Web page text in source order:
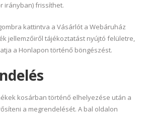
irányban) frissíthet.
kattintva a Vásárlót a Webáruház
jellemzőiről tájékoztatást nyújtó felületre,
a Honlapon történő böngészést.
kosárban történő elhelyezése után a
a megrendelését. A bal oldalon